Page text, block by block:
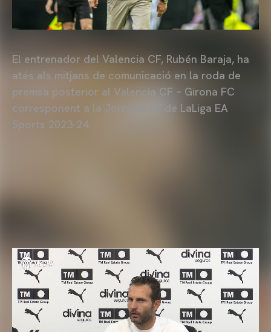
El entrenador del Valencia CF, Rubén Baraja, ha
atés als mitjans de comunicació en la roda de
premsa posterior al Valencia CF – Girona FC
corresponent a la Jornada 37 de LaLiga EA
Sports 2023-24.